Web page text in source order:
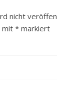
nicht
mit * markiert